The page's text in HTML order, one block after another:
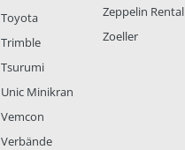
Toyota
Trimble
Tsurumi
Unic Minikran
Vemcon
Verbände
Zeppelin Rental
Zoeller